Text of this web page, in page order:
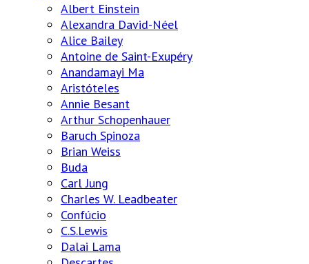
Albert Einstein
Alexandra David-Néel
Alice Bailey
Antoine de Saint-Exupéry
Anandamayi Ma
Aristóteles
Annie Besant
Arthur Schopenhauer
Baruch Spinoza
Brian Weiss
Buda
Carl Jung
Charles W. Leadbeater
Confúcio
C.S.Lewis
Dalai Lama